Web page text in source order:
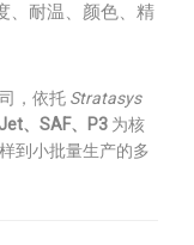
、耐温、颜色、精
，依托 Stratasys
、SAF、P3 为核
到小批量生产的多